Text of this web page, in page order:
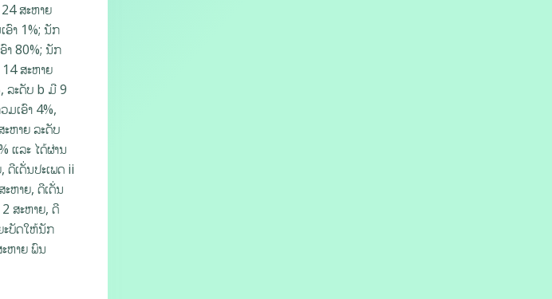
ສະຫາຍ
ອົາ 1%; ນັກ
າ 80%; ນັກ
ສະຫາຍ
ລະດັບ b ມີ 9
ມເອົາ 4%,
ຫາຍ ລະດັບ
ແລະ ໄດ້ຜ່ານ
ເດັ່ນປະເພດ ii
ຫາຍ, ດີເດັ່ນ
ສະຫາຍ, ດີ
ະບັດໃຫ້ນັກ
ຫາຍ ພົນ